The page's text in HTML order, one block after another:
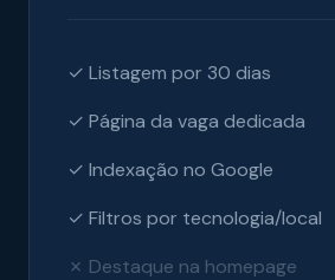
✓ Listagem por 30 dias
✓ Página da vaga dedicada
✓ Indexação no Google
✓ Filtros por tecnologia/local
✗ Destaque na homepage